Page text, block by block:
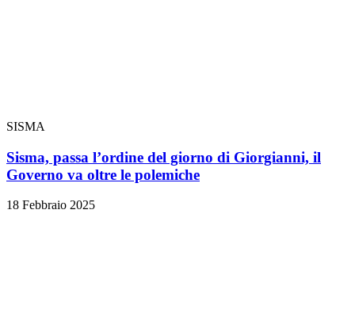
SISMA
Sisma, passa l’ordine del giorno di Giorgianni, il
Governo va oltre le polemiche
18 Febbraio 2025